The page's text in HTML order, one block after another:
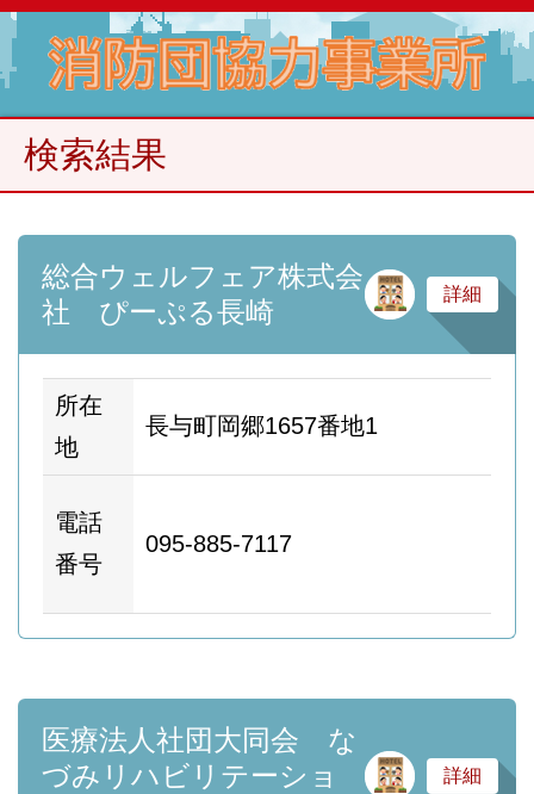
検索結果
総合ウェルフェア株式会
社 ぴーぷる長崎
サ
詳細
所在
地
長与町岡郷1657番地1
電話
番号
095-885-7117
医療法人社団大同会 な
づみリハビリテーショ
サ
詳細